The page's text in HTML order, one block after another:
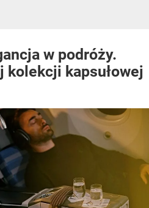
w podróży.
kolekcji kapsułowej